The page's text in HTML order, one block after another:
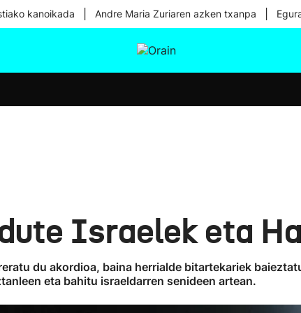
kanoikada Andre Maria Zuriaren azken txanpa
Israelek eta
du akordioa, baina herrialde bitartekariek
eta bahitu israeldarren senideen artean.